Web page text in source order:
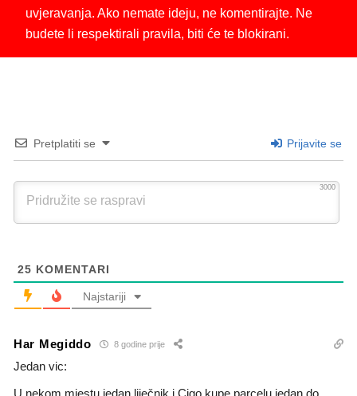
uvjeravanja. Ako nemate ideju, ne komentirajte. Ne
budete li respektirali pravila, biti će te blokirani.
Pretplatiti se Prijavite se
3000
25 KOMENTARI
Najstariji
Har Megiddo 8 godine prije
Jedan vic:
U nekom mjestu jedan liječnik i Cigo kupe parcelu jedan do